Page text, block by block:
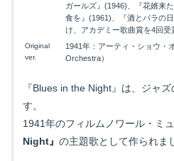
ガールズ』(1946)、『花婿来
食を』(1961)、『酒とバラの
け、アカデミー歌曲賞を4回受
Original
ver.
1941年：アーティ・ショウ・
Orchestra）
『Blues in the Night』は、ジャ
す。
1941年のフィルムノワール・ミ
Night』 の主題歌として作られま